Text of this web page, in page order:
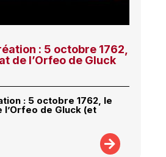
: 5 octobre 1762,
de l’Orfeo de Gluck
: 5 octobre 1762, le
de Gluck (et